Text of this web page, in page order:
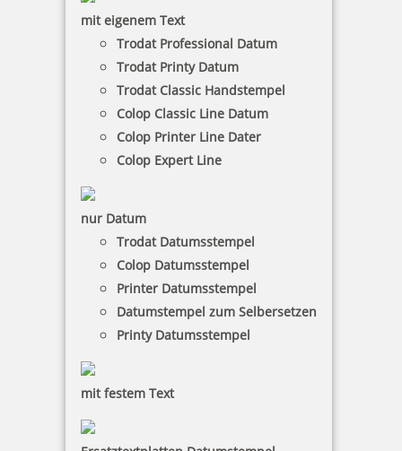
mit eigenem Text
Trodat Professional Datum
Trodat Printy Datum
Trodat Classic Handstempel
Colop Classic Line Datum
Colop Printer Line Dater
Colop Expert Line
nur Datum
Trodat Datumsstempel
Colop Datumsstempel
Printer Datumsstempel
Datumstempel zum Selbersetzen
Printy Datumsstempel
mit festem Text
Trodat Classic Datumstempel 2910 P01 50x33 mm
46,61 €
Trodat Classic Datumstempel 2910 P02 51x38 mm